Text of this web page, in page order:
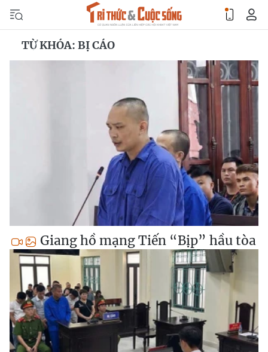
TỪ KHÓA: BỊ CÁO
Giang hồ mạng Tiến “Bịp” hầu tòa